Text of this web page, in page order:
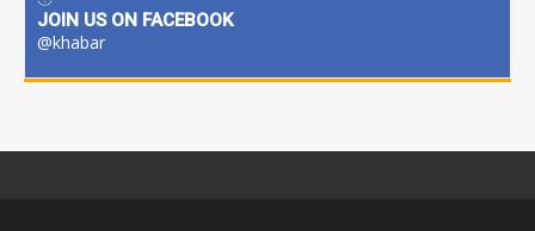
JOIN US ON FACEBOOK
@khabar